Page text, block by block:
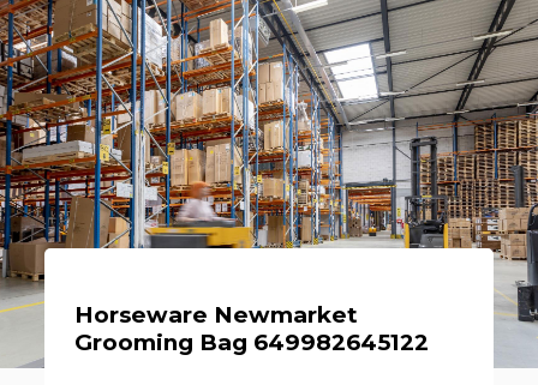
Horseware Newmarket
Grooming Bag 649982645122